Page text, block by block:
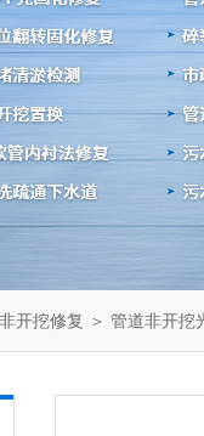
开挖修复 ＞ 管道非开挖